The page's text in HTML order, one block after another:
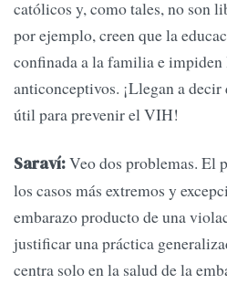
católicos y, como tales, no son
por ejemplo, creen que la
confinada a la familia e impiden
anticonceptivos. ¡Llegan a
útil para prevenir el VIH!
Saraví:Veo dos problemas. El
los casos más extremos y
embarazo producto de una
justificar una práctica
centra solo en la salud de la